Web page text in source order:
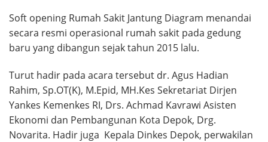
Soft opening Rumah Sakit Jantung Diagram menandai
secara resmi operasional rumah sakit pada gedung
baru yang dibangun sejak tahun 2015 lalu.
Turut hadir pada acara tersebut dr. Agus Hadian
Rahim, Sp.OT(K), M.Epid, MH.Kes Sekretariat Dirjen
Yankes Kemenkes RI, Drs. Achmad Kavrawi Asisten
Ekonomi dan Pembangunan Kota Depok, Drg.
Novarita. Hadir juga Kepala Dinkes Depok, perwakilan